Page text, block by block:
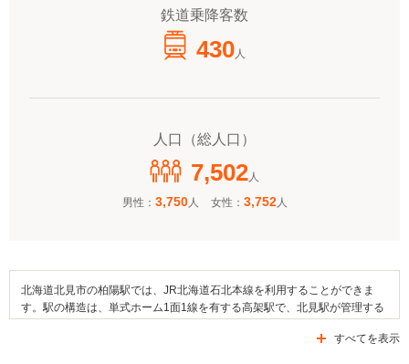
鉄道乗降客数
430 人
人口（総人口）
7,502 人
男性： 3,750人 女性： 3,752人
北海道北見市の柏陽駅では、JR北海道石北本線を利用することができま
す。駅の構造は、単式ホーム1面1線を有する高架駅で、北見駅が管理する
の周辺には住宅地が広がっており、北海道北見柏陽高等学校や北見春光郵
すべてを表示